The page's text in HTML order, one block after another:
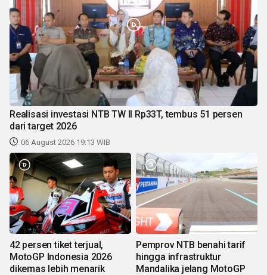
Realisasi investasi NTB TW II Rp33T, tembus 51 persen
dari target 2026
06 August 2026 19:13 WIB
42 persen tiket terjual,
MotoGP Indonesia 2026
dikemas lebih menarik
Pemprov NTB benahi tarif
hingga infrastruktur
Mandalika jelang MotoGP